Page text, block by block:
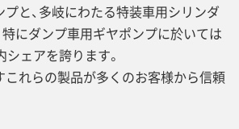
と、多岐にわたる特装車用シリンダ
にダンプ車用ギヤポンプに於いては
ェアを誇ります。
れらの製品が多くのお客様から信頼